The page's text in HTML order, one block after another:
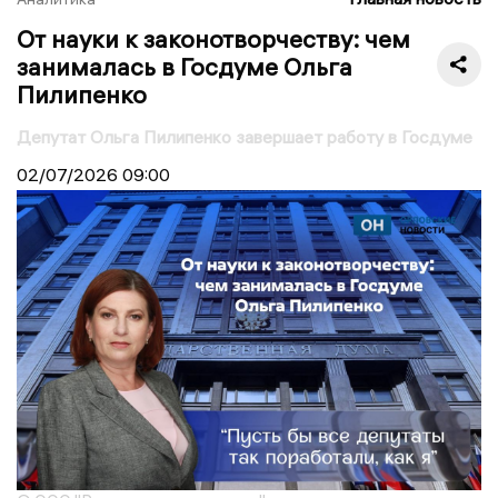
От науки к законотворчеству: чем
занималась в Госдуме Ольга
Пилипенко
Депутат Ольга Пилипенко завершает работу в Госдуме
02/07/2026 09:00